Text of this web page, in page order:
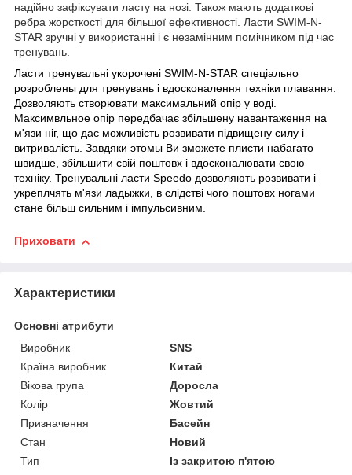
надійно зафіксувати ласту на нозі. Також мають додаткові
ребра жорсткості для більшої ефективності. Ласти SWIM-N-
STAR зручні у використанні і є незамінним помічником під час
тренувань.
Ласти тренувальні укорочені SWIM-N-STAR спеціально
розроблены для тренувань і вдосконалення техніки плавання.
Дозволяють створювати максимальний опір у воді.
Максимвльное опір передбачає збільшену навантаження на
м'язи ніг, що дає можливість розвивати підвищену силу і
витривалість. Завдяки этомы Ви зможете плисти набагато
швидше, збільшити свій поштовх і вдосконалювати свою
техніку. Тренувальні ласти Speedo дозволяють розвивати і
укреплчять м'язи ладыжки, в слідстві чого поштовх ногами
стане більш сильним і імпульсивним.
Приховати
Характеристики
Основні атрибути
Виробник
SNS
Країна виробник
Китай
Вікова група
Доросла
Колір
Жовтий
Призначення
Басейн
Стан
Новий
Тип
Із закритою п'ятою